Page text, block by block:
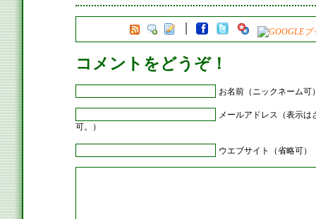
コメントをどうぞ！
お名前（ニックネーム可
メールアドレス（表示
可。）
ウエブサイト（省略可）